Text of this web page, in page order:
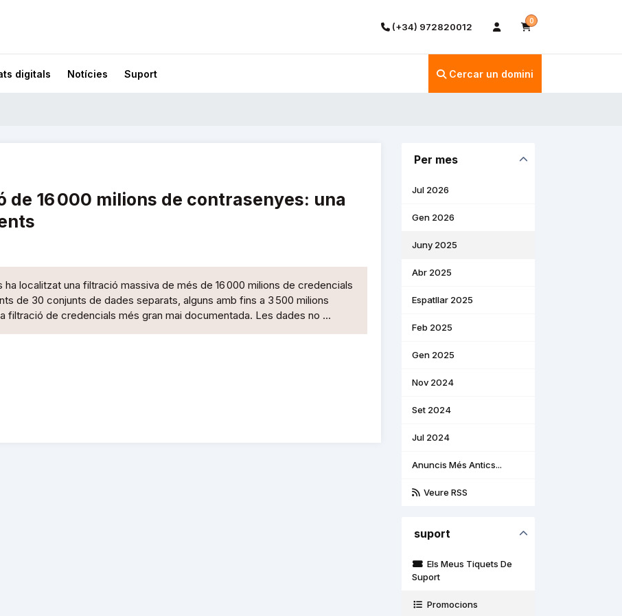
(+34) 972820012
0
digitals Notícies Suport Cercar un domini
de 16 000 milions de contrasenyes: una
localitzat una filtració massiva de més de 16 000 milions de credencials
de 30 conjunts de dades separats, alguns amb fins a 3 500 milions
filtració de credencials més gran mai documentada. Les dades no ...
Per mes
Jul 2026
Gen 2026
Juny 2025
Abr 2025
Espatllar 2025
Feb 2025
Gen 2025
Nov 2024
Set 2024
Jul 2024
Anuncis Més Antics...
Veure RSS
suport
Els Meus Tiquets De
Suport
Promocions